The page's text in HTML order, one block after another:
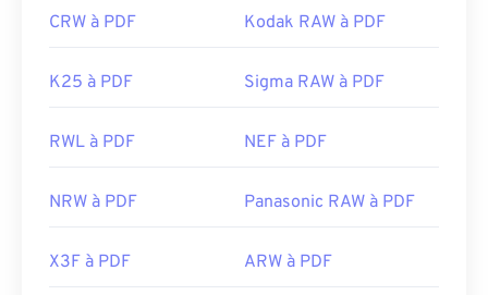
CRW à PDF Kodak RAW à PDF
K25 à PDF Sigma RAW à PDF
RWL à PDF NEF à PDF
NRW à PDF Panasonic RAW à PDF
X3F à PDF ARW à PDF